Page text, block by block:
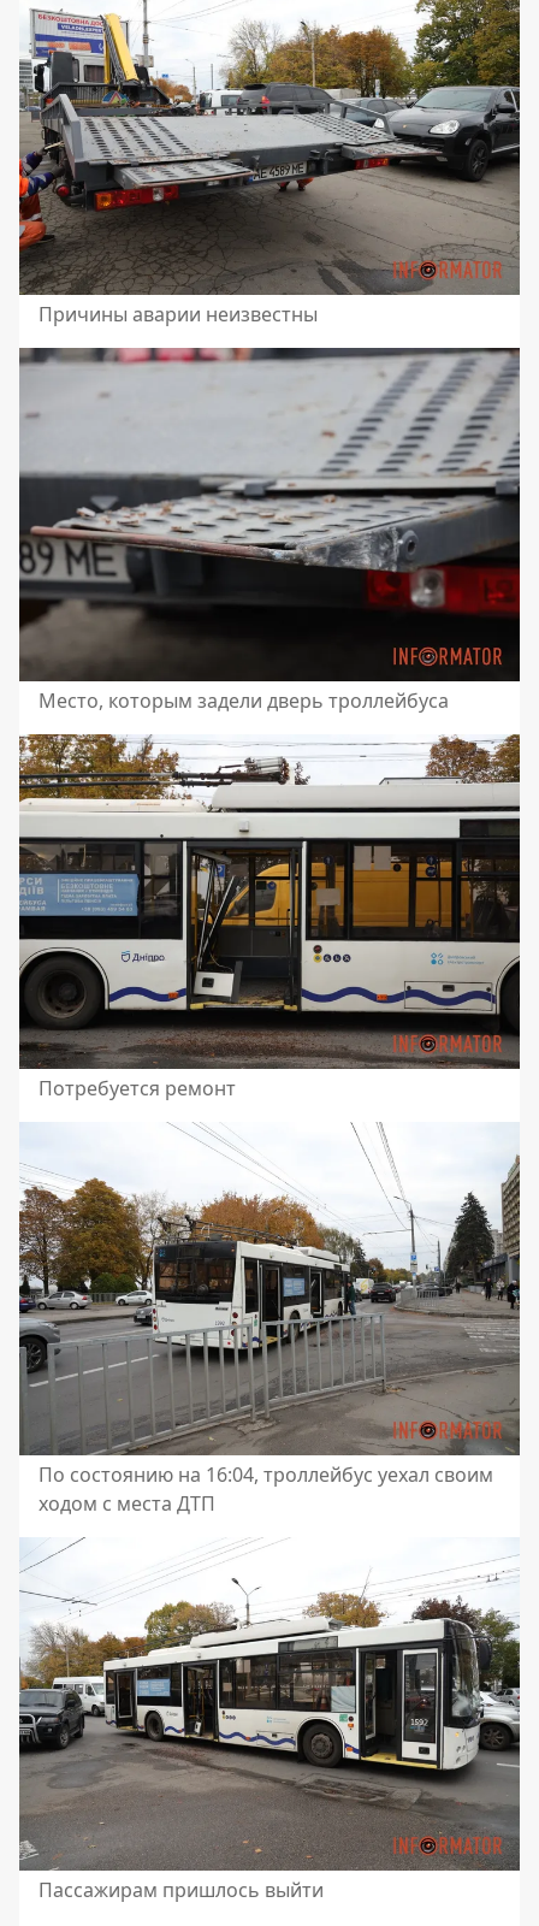
Причины аварии неизвестны
Место, которым задели дверь троллейбуса
Потребуется ремонт
По состоянию на 16:04, троллейбус уехал своим
ходом с места ДТП
Пассажирам пришлось выйти